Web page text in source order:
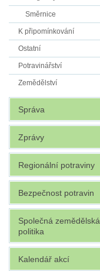
Směrnice
K připomínkování
Ostatní
Potravinářství
Zemědělství
Správa
Zprávy
Regionální potraviny
Bezpečnost potravin
Společná zemědělská
politika
Kalendář akcí